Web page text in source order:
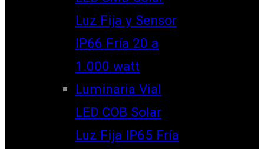
Luz Fija y Sensor
IP66 Fría 20 a
1.000 watt
Luminaria Vial
LED COB Solar
Luz Fija IP65 Fría